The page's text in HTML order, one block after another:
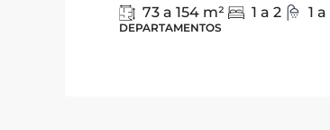
73 a 154 m² 1 a 2 1
DEPARTAMENTOS